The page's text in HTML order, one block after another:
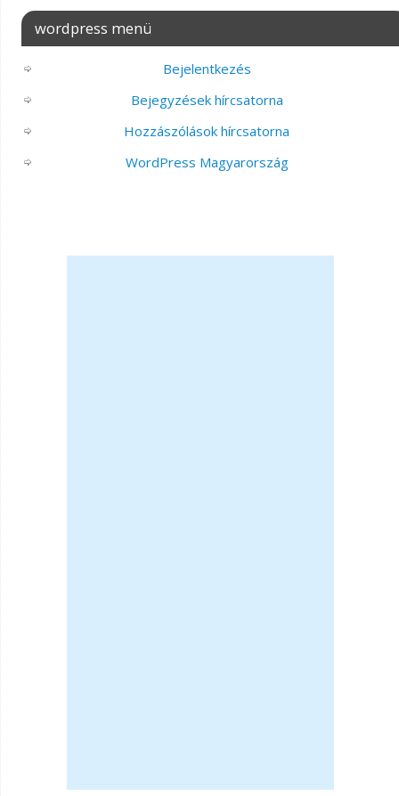
wordpress menü
Bejelentkezés
Bejegyzések hírcsatorna
Hozzászólások hírcsatorna
WordPress Magyarország